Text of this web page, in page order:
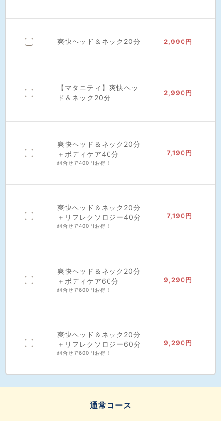
爽快ヘッド＆ネック20分 2,990円
【マタニティ】爽快ヘッ
ド＆ネック20分
2,990円
爽快ヘッド＆ネック20分
＋ボディケア40分
7,190円
組合せで400円お得！
爽快ヘッド＆ネック20分
＋リフレクソロジー40分
7,190円
組合せで400円お得！
爽快ヘッド＆ネック20分
＋ボディケア60分
9,290円
組合せで600円お得！
爽快ヘッド＆ネック20分
＋リフレクソロジー60分
9,290円
組合せで600円お得！
通常コース